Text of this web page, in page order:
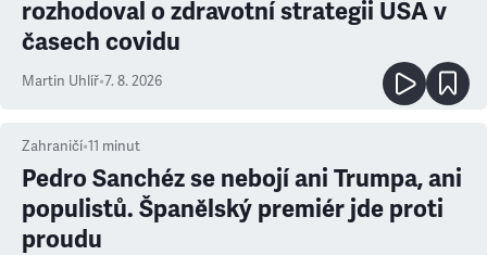
rozhodoval o zdravotní strategii USA v
časech covidu
Martin Uhlíř•7. 8. 2026
Zahraničí•11 minut
Pedro Sanchéz se nebojí ani Trumpa, ani
populistů. Španělský premiér jde proti
proudu